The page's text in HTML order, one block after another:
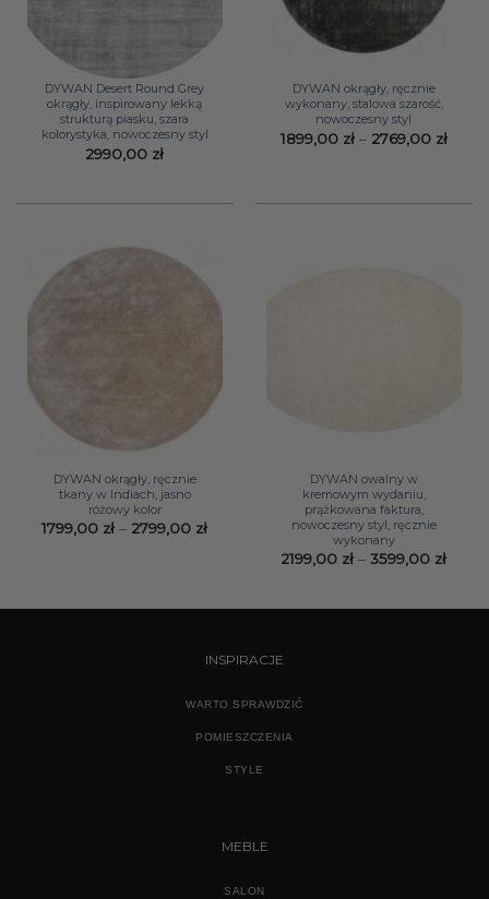
DYWAN Desert Round Grey
okrągły, inspirowany lekką
strukturą piasku, szara
kolorystyka, nowoczesny styl
2990,00 zł
DYWAN okrągły, ręcznie
wykonany, stalowa szarość,
nowoczesny styl
1899,00 zł – 2769,00 zł
DYWAN okrągły, ręcznie
tkany w Indiach, jasno
różowy kolor
1799,00 zł – 2799,00 złZakres
DYWAN owalny w
kremowym wydaniu,
prążkowana faktura,
nowoczesny styl, ręcznie
wykonany
2199,00 zł – 3599,00 zł
do
INSPIRACJE
WARTO SPRAWDZIĆ
POMIESZCZENIA
STYLE
MEBLE
SALON